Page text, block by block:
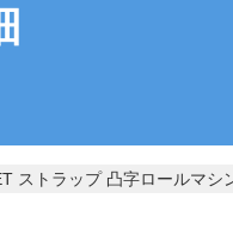
ストラップ 凸字ロールマシ